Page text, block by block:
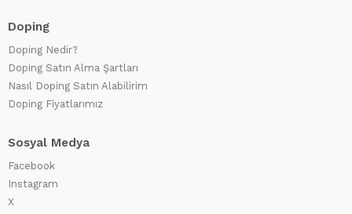
Doping
Doping Nedir?
Doping Satın Alma Şartları
Nasıl Doping Satın Alabilirim
Doping Fiyatlarımız
Sosyal Medya
Facebook
Instagram
X